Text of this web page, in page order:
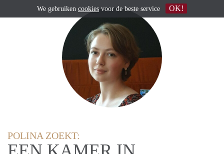
POLINA ZOEKT:
We gebruiken cookies voor de beste service OK!